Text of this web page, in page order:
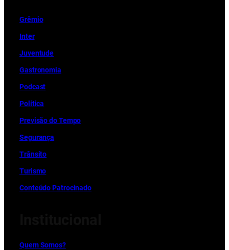
Grêmio
Inter
Juventude
Gastronomia
Podcast
Política
Previsão do Tempo
Segurança
Trânsito
Turismo
Conteúdo Patrocinado
Quem Somos?